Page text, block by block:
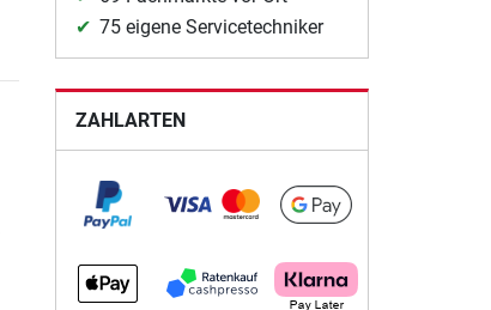
75 eigene Servicetechniker
ZAHLARTEN